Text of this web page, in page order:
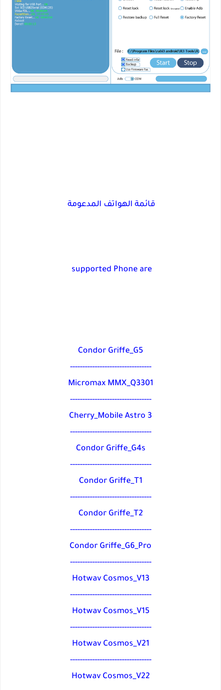
قائمة الهواتف المدعومة
supported Phone are
Condor Griffe_G5
---------------------------------
Micromax MMX_Q3301
---------------------------------
Cherry_Mobile Astro 3
---------------------------------
Condor Griffe_G4s
---------------------------------
Condor Griffe_T1
---------------------------------
Condor Griffe_T2
---------------------------------
Condor Griffe_G6_Pro
---------------------------------
Hotwav Cosmos_V13
---------------------------------
Hotwav Cosmos_V15
---------------------------------
Hotwav Cosmos_V21
---------------------------------
Hotwav Cosmos_V22